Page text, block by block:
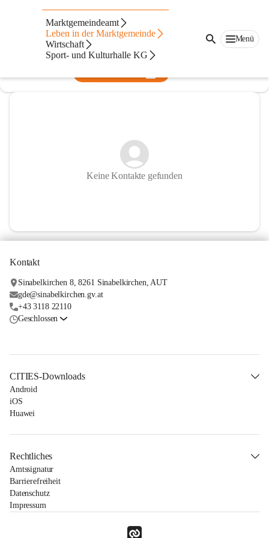
Marktgemeindeamt
Leben in der Marktgemeinde
Wirtschaft
Sport- und Kulturhalle KG
Menü
Kindergarten Sinabelkirchen
@kindergarten-der-marktgemeinde-sinabelkirchen
Kindergarten
Keine Kontakte gefunden
Kontakt
Sinabelkirchen 8, 8261 Sinabelkirchen, AUT
gde@sinabelkirchen.gv.at
+43 3118 22110
Geschlossen
CITIES-Downloads
Android
iOS
Huawei
Rechtliches
Amtssignatur
Barrierefreiheit
Datenschutz
Impressum